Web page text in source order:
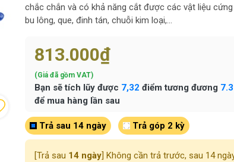
chắc chắn và có khả năng cắt được các vật liệu
bu lông, que, đinh tán, chuỗi kim loại,...
813.000₫
(Giá đã gồm VAT)
Bạn sẽ tích lũy được 7,32 điểm tương đương
để mua hàng lần sau
Trả sau 14 ngày Trả góp 2 kỳ
[Trả sau 14 ngày] Không cần trả trước, sau 14